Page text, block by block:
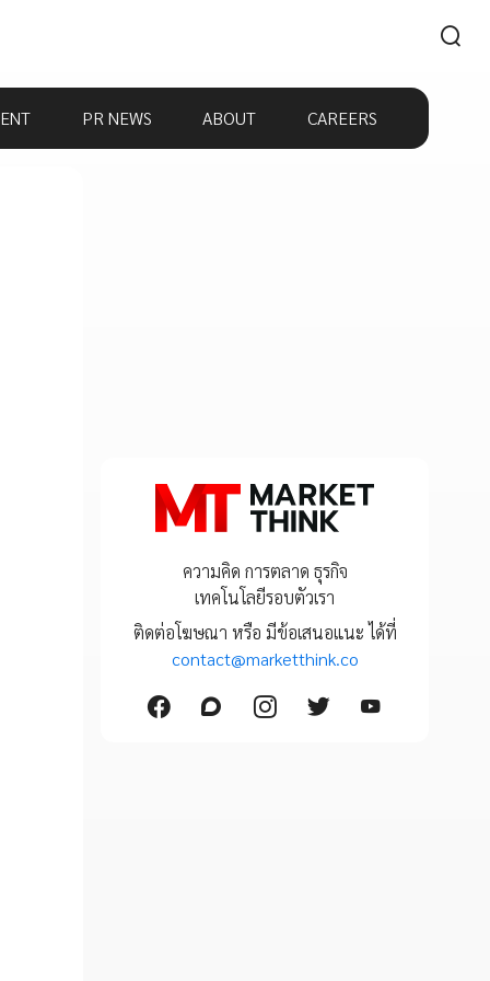
PR NEWS ABOUT CAREERS
ความคิด การตลาด ธุรกิจ
เทคโนโลยีรอบตัวเรา
ติดต่อโฆษณา หรือ มีข้อเสนอแนะ ได้ที่
contact@marketthink.co